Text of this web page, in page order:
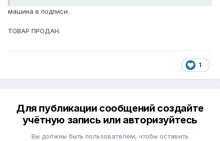
машина в подписи.
ТОВАР ПРОДАН.
1
Для публикации сообщений создайте
учётную запись или авторизуйтесь
Вы должны быть пользователем, чтобы оставить